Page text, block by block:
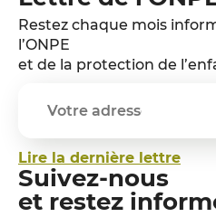
Restez chaque mois
l’ONPE
et de la protection de
Lire la dernière lettre
Suivez-nous
et restez